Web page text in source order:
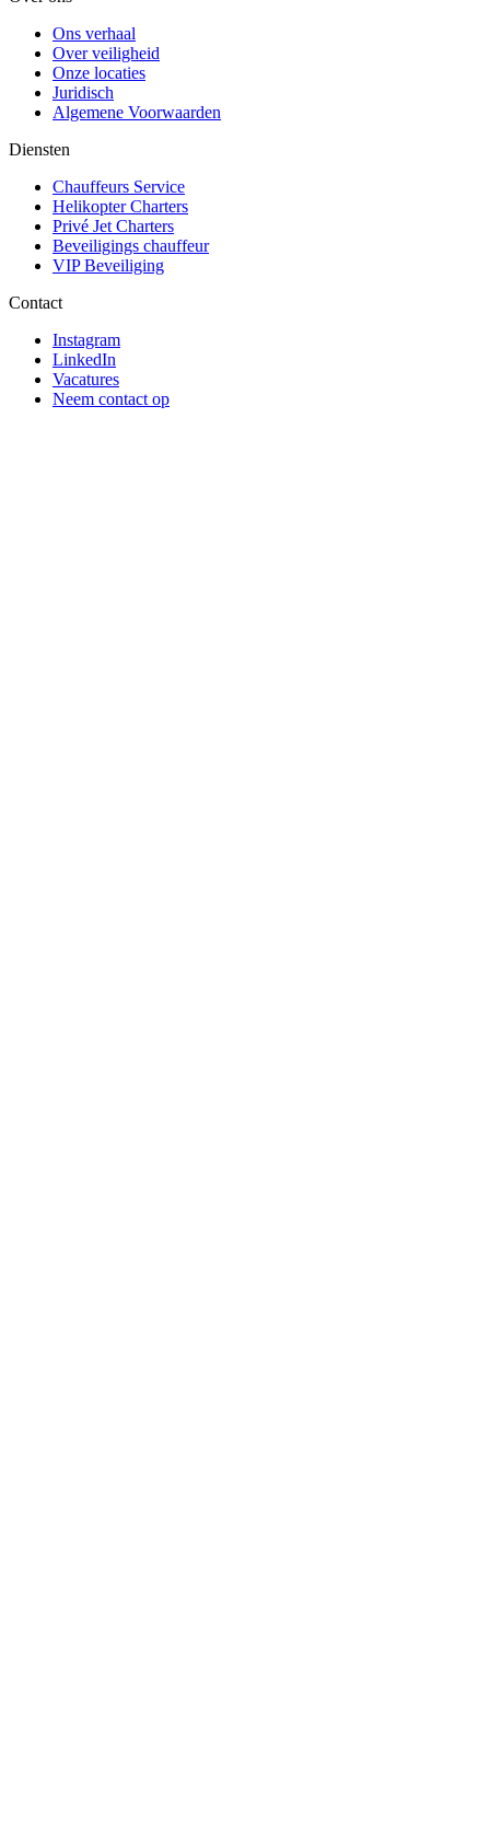
Ons verhaal
Over veiligheid
Onze locaties
Juridisch
Algemene Voorwaarden
Diensten
Chauffeurs Service
Helikopter Charters
Privé Jet Charters
Beveiligings chauffeur
VIP Beveiliging
Contact
Instagram
LinkedIn
Vacatures
Neem contact op